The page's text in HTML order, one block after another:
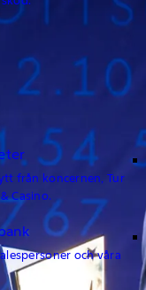
från koncernen, Tur
Casino.
och våra